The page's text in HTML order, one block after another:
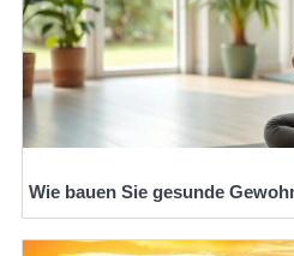
Wie bauen Sie gesunde